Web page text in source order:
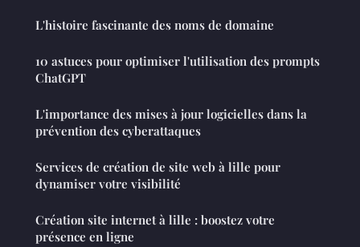
L'histoire fascinante des noms de domaine
10 astuces pour optimiser l'utilisation des prompts
ChatGPT
L'importance des mises à jour logicielles dans la
prévention des cyberattaques
Services de création de site web à lille pour
dynamiser votre visibilité
Création site internet à lille : boostez votre
présence en ligne